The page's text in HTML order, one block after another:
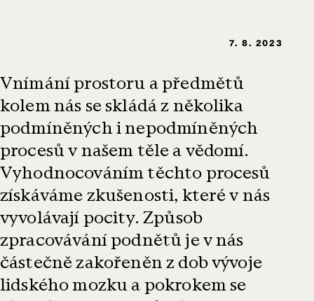
7. 8. 2023
Vnímání prostoru a předmětů
kolem nás se skládá z několika
podmíněných i nepodmíněných
procesů v našem těle a vědomí.
Vyhodnocováním těchto procesů
získáváme zkušenosti, které v nás
vyvolávají pocity. Způsob
zpracovávání podnětů je v nás
částečně zakořeněn z dob vývoje
lidského mozku a pokrokem se